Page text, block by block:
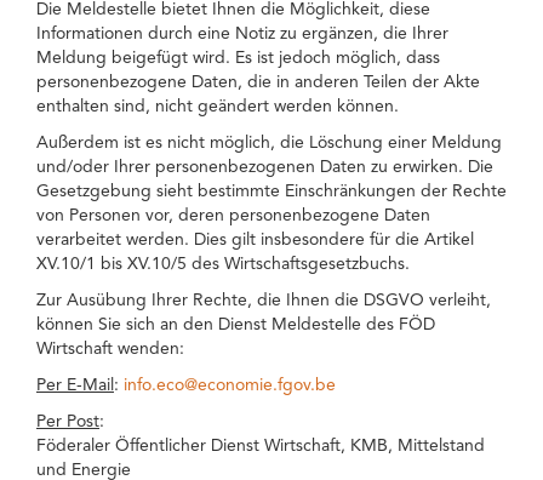
Die Meldestelle bietet Ihnen die Möglichkeit, diese
Informationen durch eine Notiz zu ergänzen, die Ihrer
Meldung beigefügt wird. Es ist jedoch möglich, dass
personenbezogene Daten, die in anderen Teilen der Akte
enthalten sind, nicht geändert werden können.
Außerdem ist es nicht möglich, die Löschung einer Meldung
und/oder Ihrer personenbezogenen Daten zu erwirken. Die
Gesetzgebung sieht bestimmte Einschränkungen der Rechte
von Personen vor, deren personenbezogene Daten
verarbeitet werden. Dies gilt insbesondere für die Artikel
XV.10/1 bis XV.10/5 des Wirtschaftsgesetzbuchs.
Zur Ausübung Ihrer Rechte, die Ihnen die DSGVO verleiht,
können Sie sich an den Dienst Meldestelle des FÖD
Wirtschaft wenden:
Per E-Mail : info.eco@economie.fgov.be
Per Post:
Föderaler Öffentlicher Dienst Wirtschaft, KMB, Mittelstand
und Energie